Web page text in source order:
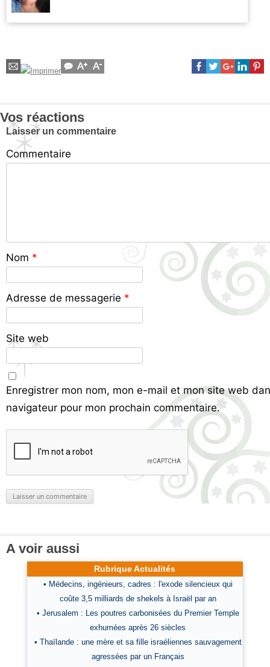
Vos réactions
Laisser un commentaire
Commentaire
Nom *
Adresse de messagerie *
Site web
Enregistrer mon nom, mon e-mail et mon site web
navigateur pour mon prochain commentaire.
A voir aussi
Rubrique Actualités
• Médecins, ingénieurs, cadres : l'exode silencieux qui
coûte 3,5 milliards de shekels à Israël par an
• Jerusalem : Les poutres carbonisées du Premier Temple
exhumées après 26 siècles
• Thaïlande : une mère et sa fille israéliennes sauvagement
agressées par un Français